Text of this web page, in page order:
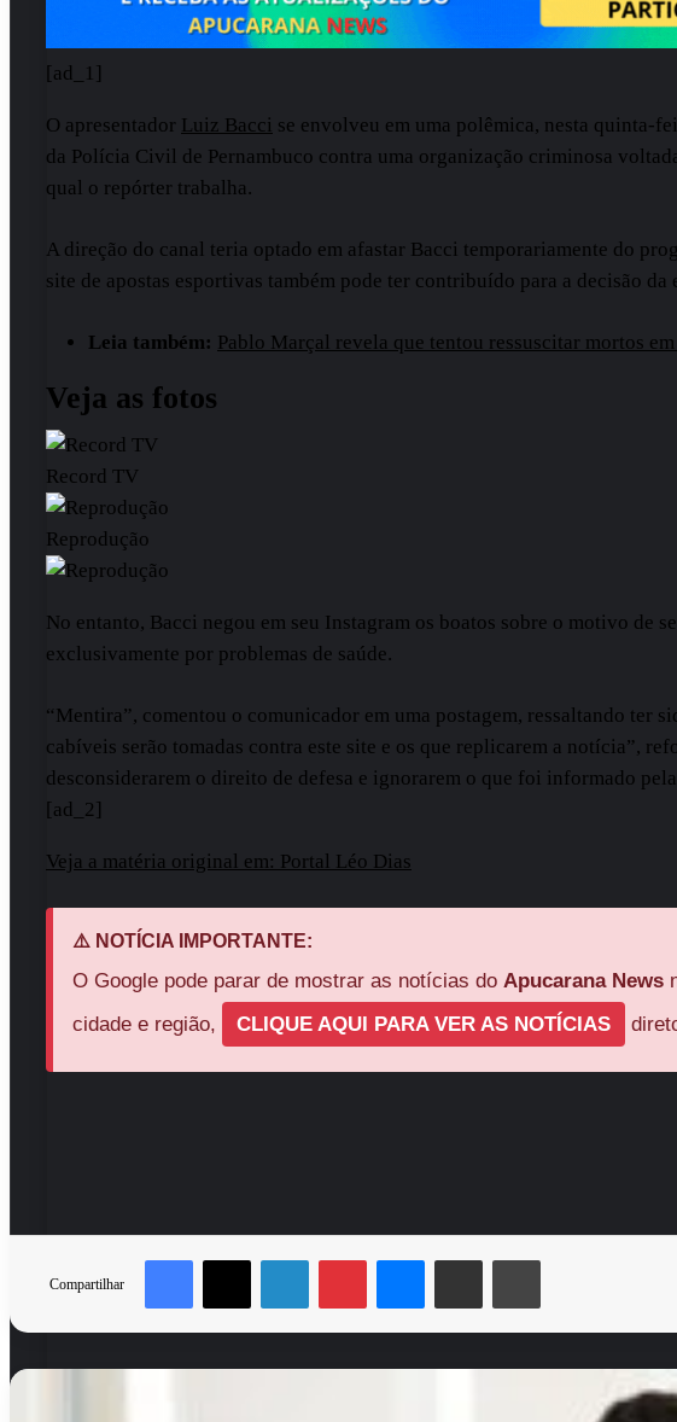
[ad_1]
O apresentador Luiz Bacci se envolveu em uma polêmica, nesta quinta-
da Polícia Civil de Pernambuco contra uma organização criminosa
qual o repórter trabalha.
A direção do canal teria optado em afastar Bacci temporariamente do
site de apostas esportivas também pode ter contribuído para a decisão da
Leia também: Pablo Marçal revela que tentou ressuscitar mortos
Veja as fotos
Record TV
Reprodução
No entanto, Bacci negou em seu Instagram os boatos sobre o motivo de
exclusivamente por problemas de saúde.
“Mentira”, comentou o comunicador em uma postagem, ressaltando ter
cabíveis serão tomadas contra este site e os que replicarem a notícia”,
desconsiderarem o direito de defesa e ignorarem o que foi informado
[ad_2]
Veja a matéria original em: Portal Léo Dias
⚠️ NOTÍCIA IMPORTANTE:
O Google pode parar de mostrar as notícias do Apucarana News
cidade e região,
CLIQUE AQUI PARA VER AS NOTÍCIAS
Compartilhar
Facebook
X LinkedinPinterestMessenger
Compartilhar via e-mail Imprimir
Atleta
Eleição